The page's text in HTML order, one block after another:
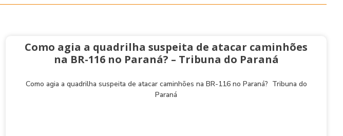
Como agia a quadrilha suspeita de atacar caminhões
na BR-116 no Paraná? – Tribuna do Paraná
Como agia a quadrilha suspeita de atacar caminhões na BR-116 no Paraná? Tribuna do
Paraná